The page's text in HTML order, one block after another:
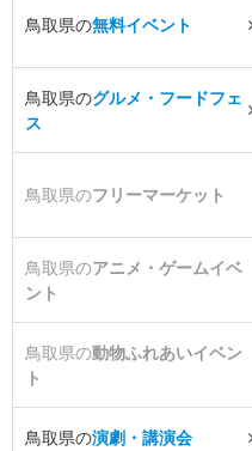
鳥取県の無料イベント
鳥取県のグルメ・フードフェ
ス
鳥取県のフリーマーケット
鳥取県のアニメ・ゲームイベ
ント
鳥取県の動物ふれあいイベン
ト
鳥取県の演劇・講演会